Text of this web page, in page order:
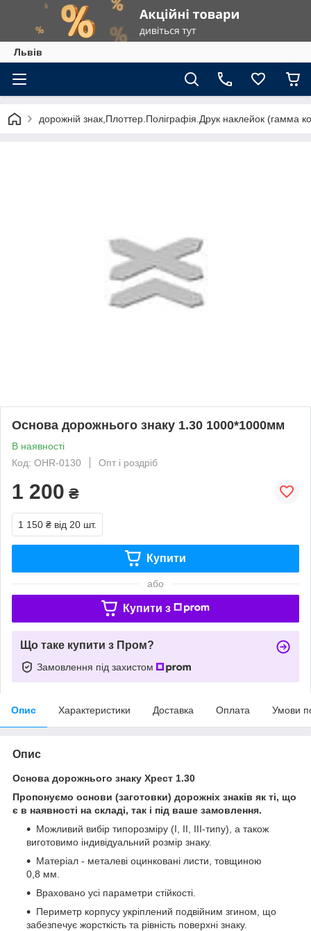
Львів
дорожній знак,Плоттер.Поліграфія.Друк наклейок (гамма
Основа дорожнього знаку 1.30 1000*1000мм
В наявності
Код: OHR-0130
Опт і роздріб
1 200 ₴
1 150 ₴ від 20 шт.
Купити
або
Купити з
Що таке купити з Пром?
Замовлення під захистом
Опис Характеристики Доставка Оплата Умови
Опис
Основа дорожнього знаку Хрест 1.30
Пропонуємо основи (заготовки) дорожніх знаків як ті, що
є в наявності на складі, так і під ваше замовлення.
Можливий вибір типорозміру (І, ІІ, ІІІ-типу), а також
виготовимо індивідуальний розмір знаку.
Матеріал - металеві оцинковані листи, товщиною
0,8 мм.
Враховано усі параметри стійкості.
Периметр корпусу укріплений подвійним згином, що
забезпечує жорсткість та рівність поверхні знаку.